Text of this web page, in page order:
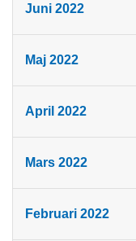
Juni 2022
Maj 2022
April 2022
Mars 2022
Februari 2022